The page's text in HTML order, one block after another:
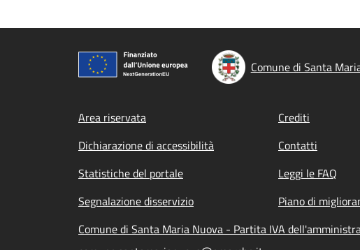
Comune di Santa
Footer menu
Area riservata Crediti
Dichiarazione di accessibilità
Contatti
Statistiche del portale
Leggi le FAQ
Segnalazione disservizio
Piano di
Comune di Santa Maria Nuova - Partita IVA